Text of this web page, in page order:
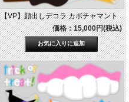
【VP】顔出しデコラ カボチャマント
価格：15,000円(税込)